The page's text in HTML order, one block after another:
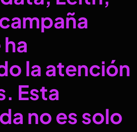
la atención
Esta
no es solo